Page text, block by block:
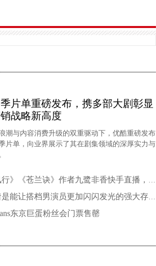
片单重磅发布，携多部大剧彰显
战略新高度
潮与内容消费升级的双重驱动下，优酷重磅发布
片单，向业界展示了其在剧集领域的深厚实力与
《与凤行》《苍兰诀》作者九鹭非香快手直播，分享爆款言情作品创作
金惠奫是能让搭档男演员更加闪闪发光的强大存在！网友喊话：向孔晓振
东京巨蛋粉丝会门票售罄